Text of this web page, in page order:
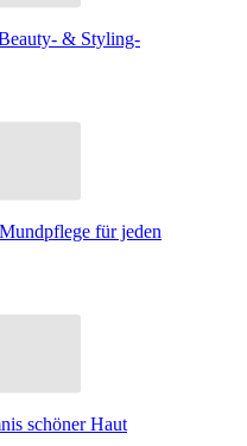
& Styling-
für jeden
schöner Haut